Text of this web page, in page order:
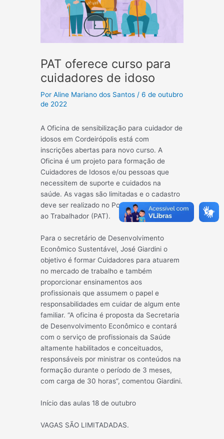
PAT oferece curso para
cuidadores de idoso
PorAline Mariano dos Santos /6 de outubro
de 2022
A Oficina de sensibilização para cuidador de
idosos em Cordeirópolis está com
inscrições abertas para novo curso. A
Oficina é um projeto para formação de
Cuidadores de Idosos e/ou pessoas que
necessitem de suporte e cuidados na
saúde. As vagas são limitadas e o cadastro
deve ser realizado no Posto de Atendimento
ao Trabalhador (PAT).
Para o secretário de Desenvolvimento
Econômico Sustentável, José Giardini o
objetivo é formar Cuidadores para atuarem
no mercado de trabalho e também
proporcionar ensinamentos aos
profissionais que assumem o papel e
responsabilidades em cuidar de algum ente
familiar. “A oficina é proposta da Secretaria
de Desenvolvimento Econômico e contará
com o serviço de profissionais da Saúde
altamente habilitados e conceituados,
responsáveis por ministrar os conteúdos na
formação durante o período de 3 meses,
com carga de 30 horas”, comentou Giardini.
Início das aulas 18 de outubro
VAGAS SÃO LIMITADADAS.